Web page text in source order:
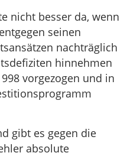
nicht besser da, wenn
seinen
nachträglich
hinnehmen
vorgezogen und in
gibt es gegen die
absolute